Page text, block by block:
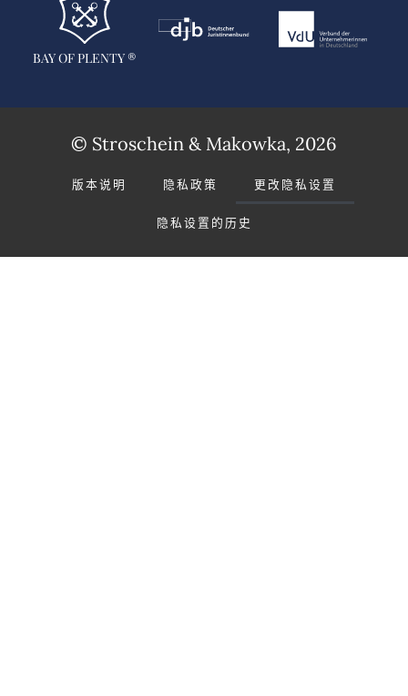
BAY OF PLENTY ®
© Stroschein & Makowka, 2026
版本说明 隐私政策 更改隐私设置
隐私设置的历史